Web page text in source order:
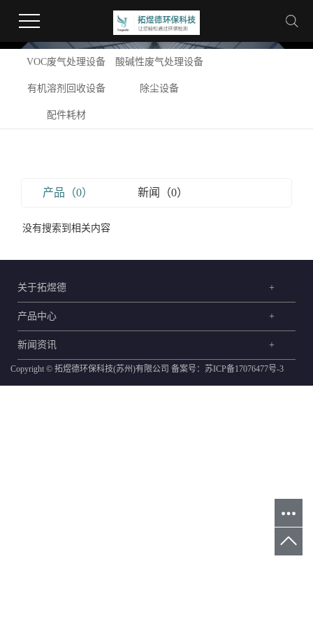
VOC废气处理设备 酸碱性废气处理设备
有机溶剂回收设备 除尘设备
配件耗材
产品（0） 新闻（0）
没有搜索到相关内容
关于拓煜德 +
产品中心 +
新闻资讯 +
Copyright © 拓煜德环保科技(苏州)有限公司 备案号： 苏ICP备17076477号-3